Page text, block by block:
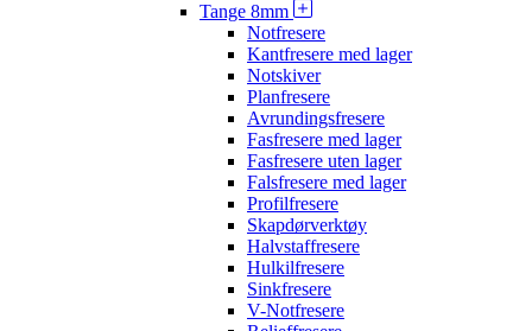
Tange 8mm
Notfresere
Kantfresere med lager
Notskiver
Planfresere
Avrundingsfresere
Fasfresere med lager
Fasfresere uten lager
Falsfresere med lager
Profilfresere
Skapdørverktøy
Halvstaffresere
Hulkilfresere
Sinkfresere
V-Notfresere